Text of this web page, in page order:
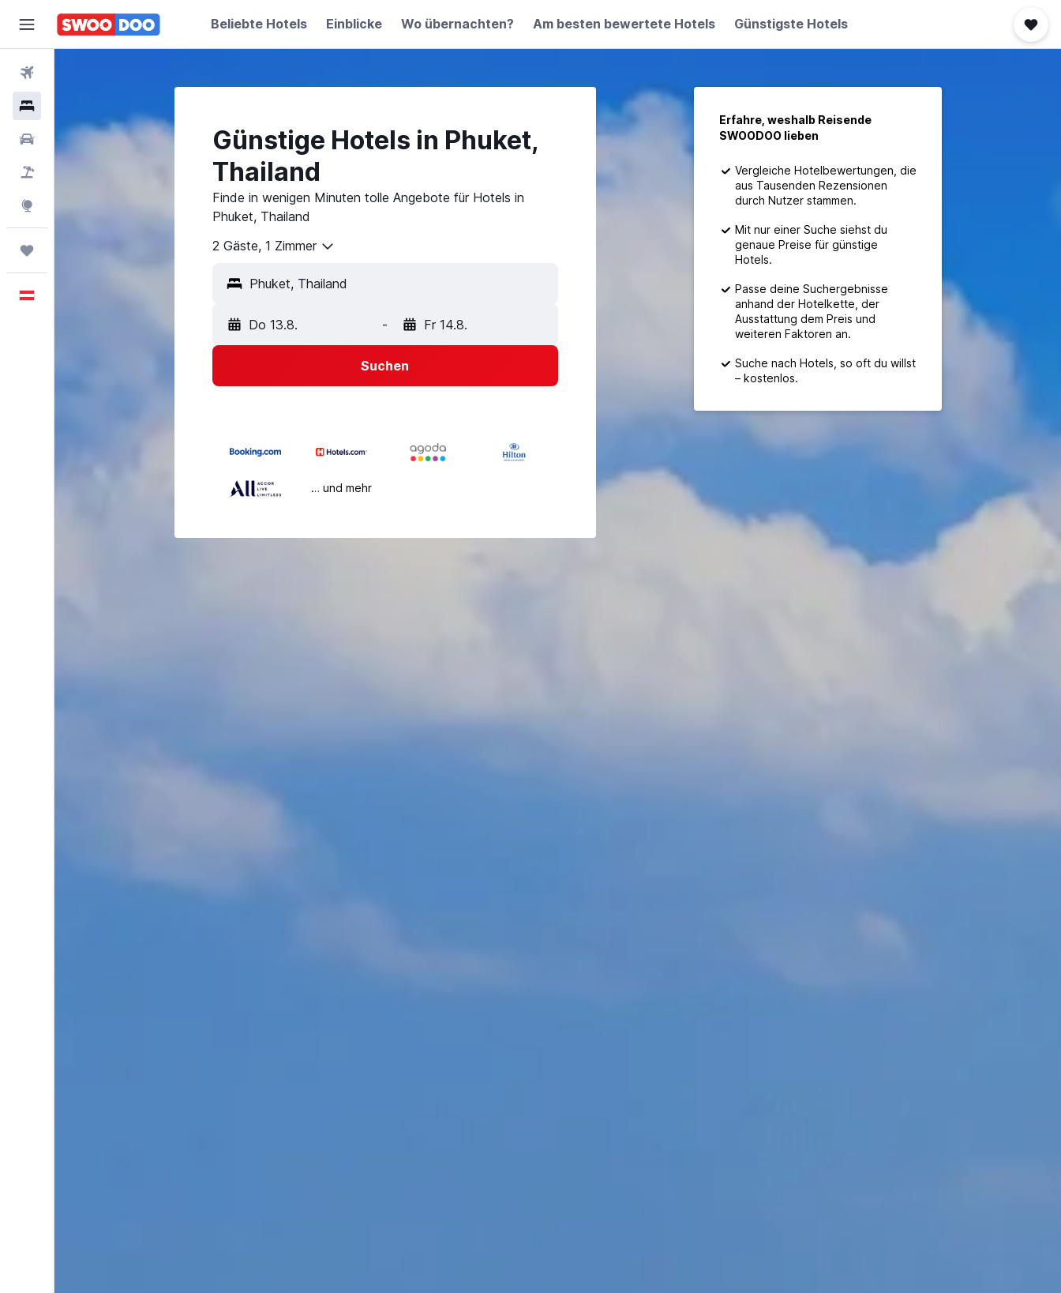
Beliebte Hotels Einblicke Wo übernachten? Am besten bewertete Hotels Günstigste Hotels
Mietwagen
Günstige Hotels in Phuket,
Thailand
Finde in wenigen Minuten tolle Angebote für Hotels in
Phuket, Thailand
2 Gäste, 1 Zimmer
Do 13.8. - Fr 14.8.
Suchen
… und mehr
Erfahre, weshalb Reisende
SWOODOO lieben
Vergleiche Hotelbewertungen, die
aus Tausenden Rezensionen
durch Nutzer stammen.
Mit nur einer Suche siehst du
genaue Preise für günstige
Hotels.
Passe deine Suchergebnisse
anhand der Hotelkette, der
Ausstattung dem Preis und
weiteren Faktoren an.
Suche nach Hotels, so oft du willst
– kostenlos.